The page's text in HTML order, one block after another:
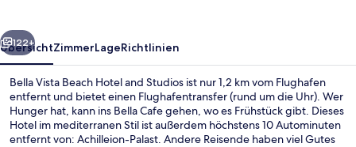
Weiter
122+
ÜbersichtZimmerLageRichtlinien
Bella Vista Beach Hotel and Studios ist nur 1,2 km vom Flughafen
entfernt und bietet einen Flughafentransfer (rund um die Uhr). Wer
Hunger hat, kann ins Bella Cafe gehen, wo es Frühstück gibt. Dieses
Hotel im mediterranen Stil ist außerdem höchstens 10 Autominuten
entfernt von: Achilleion-Palast. Andere Reisende haben viel Gutes